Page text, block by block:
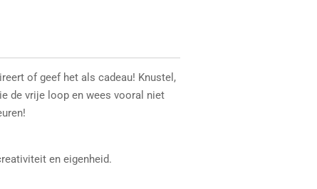
of geef het als cadeau! Knustel,
de vrije loop en wees vooral niet
en eigenheid.